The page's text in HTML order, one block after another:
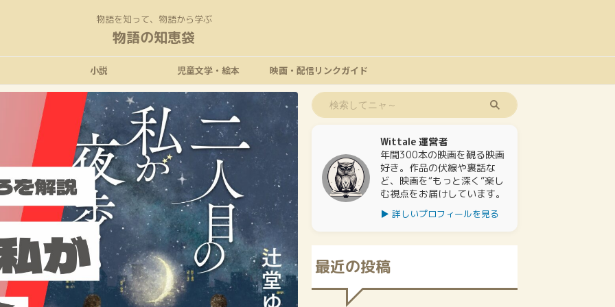
物語を知って、物語から学ぶ
物語の知恵袋
小説 児童文学・絵本 映画・配信リンクガイド
Wittale 運営者
年間300本の映画を観る映画
好き。作品の伏線や裏話な
ど、映画を“もっと深く”楽し
む視点をお届けしています。
▶ 詳しいプロフィールを見る
最近の投稿